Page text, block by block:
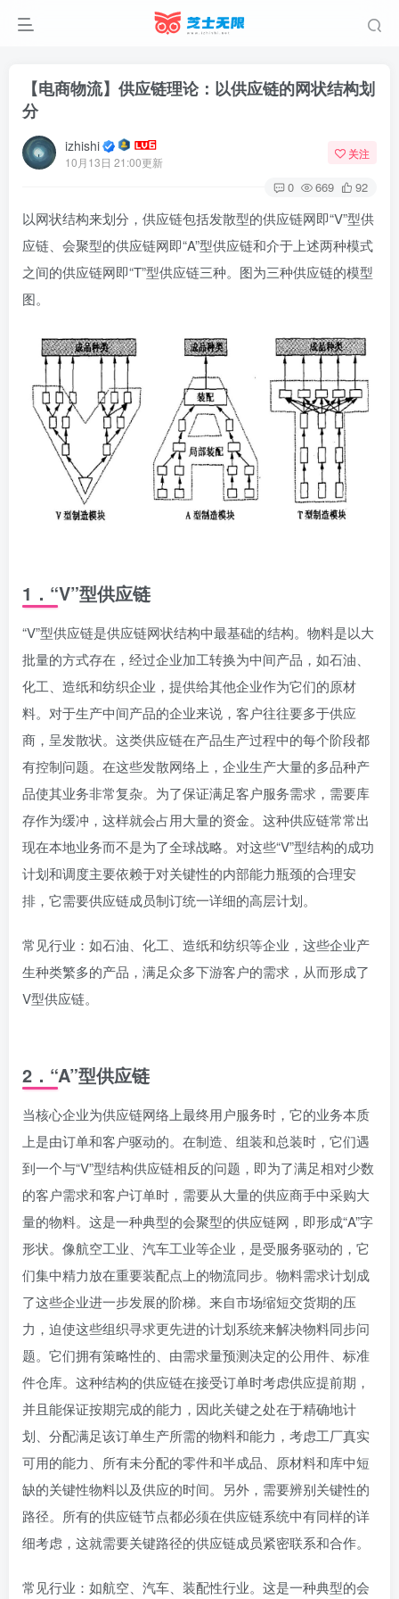
【电商物流】供应链理论：以供应链的网状结构划
分
izhishi
10月13日 21:00更新
关注
0 669 92
以网状结构来划分，供应链包括发散型的供应链网即“V”型供
应链、会聚型的供应链网即“A”型供应链和介于上述两种模式
之间的供应链网即“T”型供应链三种。图为三种供应链的模型
图。
1．“V”型供应链
“V”型供应链是供应链网状结构中最基础的结构。物料是以大
批量的方式存在，经过企业加工转换为中间产品，如石油、
化工、造纸和纺织企业，提供给其他企业作为它们的原材
料。对于生产中间产品的企业来说，客户往往要多于供应
商，呈发散状。这类供应链在产品生产过程中的每个阶段都
有控制问题。在这些发散网络上，企业生产大量的多品种产
品使其业务非常复杂。为了保证满足客户服务需求，需要库
存作为缓冲，这样就会占用大量的资金。这种供应链常常出
现在本地业务而不是为了全球战略。对这些“V”型结构的成功
计划和调度主要依赖于对关键性的内部能力瓶颈的合理安
排，它需要供应链成员制订统一详细的高层计划。
常见行业：如石油、化工、造纸和纺织等企业，这些企业产
生种类繁多的产品，满足众多下游客户的需求，从而形成了
V型供应链。
2．“A”型供应链
当核心企业为供应链网络上最终用户服务时，它的业务本质
上是由订单和客户驱动的。在制造、组装和总装时，它们遇
到一个与“V”型结构供应链相反的问题，即为了满足相对少数
的客户需求和客户订单时，需要从大量的供应商手中采购大
量的物料。这是一种典型的会聚型的供应链网，即形成“A”字
形状。像航空工业、汽车工业等企业，是受服务驱动的，它
们集中精力放在重要装配点上的物流同步。物料需求计划成
了这些企业进一步发展的阶梯。来自市场缩短交货期的压
力，迫使这些组织寻求更先进的计划系统来解决物料同步问
题。它们拥有策略性的、由需求量预测决定的公用件、标准
件仓库。这种结构的供应链在接受订单时考虑供应提前期，
并且能保证按期完成的能力，因此关键之处在于精确地计
划、分配满足该订单生产所需的物料和能力，考虑工厂真实
可用的能力、所有未分配的零件和半成品、原材料和库中短
缺的关键性物料以及供应的时间。另外，需要辨别关键性的
路径。所有的供应链节点都必须在供应链系统中有同样的详
细考虑，这就需要关键路径的供应链成员紧密联系和合作。
常见行业：如航空、汽车、装配性行业。这是一种典型的会